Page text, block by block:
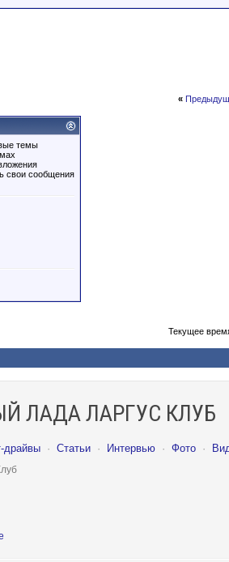
«
темы
свои сообщения
Текущее
ЛАДА ЛАРГУС КЛУБ
драйвы · Статьи · Интервью · Фото ·